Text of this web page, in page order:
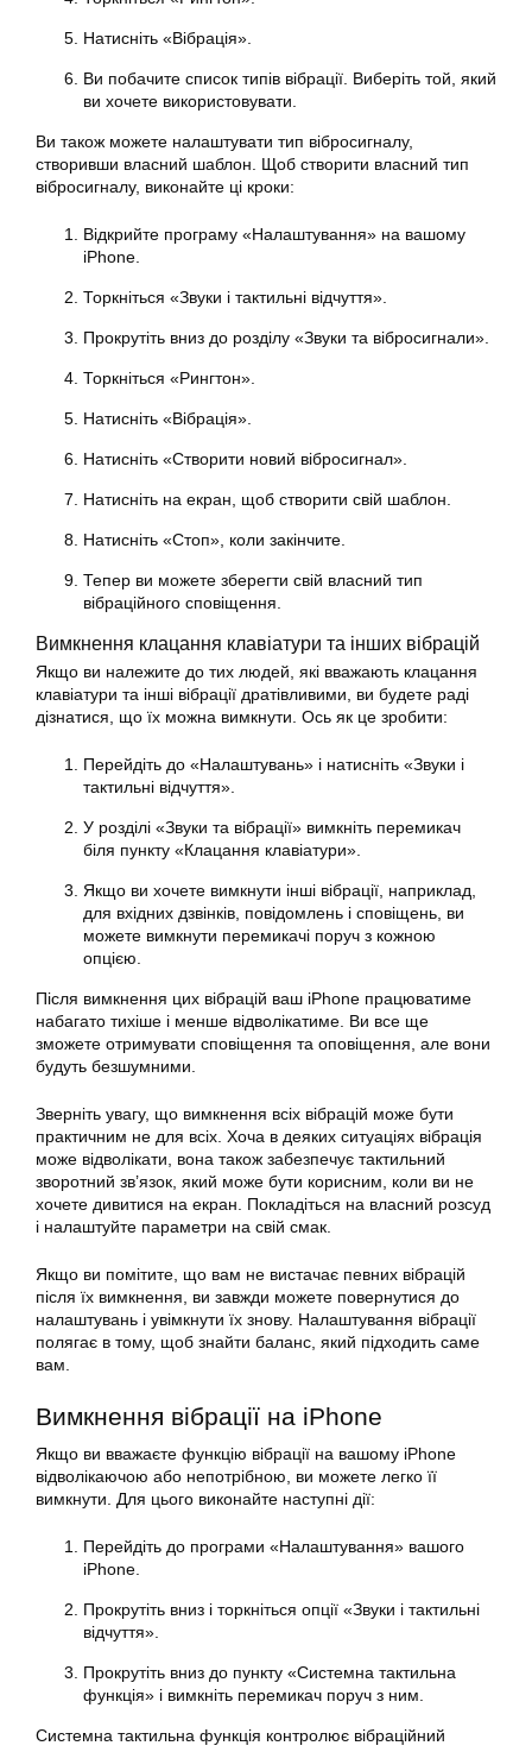
Натисніть «Вібрація».
Ви побачите список типів вібрації. Виберіть той, який
ви хочете використовувати.
Ви також можете налаштувати тип вібросигналу,
створивши власний шаблон. Щоб створити власний тип
вібросигналу, виконайте ці кроки:
Відкрийте програму «Налаштування» на вашому
iPhone.
Торкніться «Звуки і тактильні відчуття».
Прокрутіть вниз до розділу «Звуки та вібросигнали».
Торкніться «Рингтон».
Натисніть «Вібрація».
Натисніть «Створити новий вібросигнал».
Натисніть на екран, щоб створити свій шаблон.
Натисніть «Стоп», коли закінчите.
Тепер ви можете зберегти свій власний тип
вібраційного сповіщення.
Вимкнення клацання клавіатури та інших вібрацій
Якщо ви належите до тих людей, які вважають клацання
клавіатури та інші вібрації дратівливими, ви будете раді
дізнатися, що їх можна вимкнути. Ось як це зробити:
Перейдіть до «Налаштувань» і натисніть «Звуки і
тактильні відчуття».
У розділі «Звуки та вібрації» вимкніть перемикач
біля пункту «Клацання клавіатури».
Якщо ви хочете вимкнути інші вібрації, наприклад,
для вхідних дзвінків, повідомлень і сповіщень, ви
можете вимкнути перемикачі поруч з кожною
опцією.
Після вимкнення цих вібрацій ваш iPhone працюватиме
набагато тихіше і менше відволікатиме. Ви все ще
зможете отримувати сповіщення та оповіщення, але вони
будуть безшумними.
Зверніть увагу, що вимкнення всіх вібрацій може бути
практичним не для всіх. Хоча в деяких ситуаціях вібрація
може відволікати, вона також забезпечує тактильний
зворотний зв’язок, який може бути корисним, коли ви не
хочете дивитися на екран. Покладіться на власний розсуд
і налаштуйте параметри на свій смак.
Якщо ви помітите, що вам не вистачає певних вібрацій
після їх вимкнення, ви завжди можете повернутися до
налаштувань і увімкнути їх знову. Налаштування вібрації
полягає в тому, щоб знайти баланс, який підходить саме
вам.
Вимкнення вібрації на iPhone
Якщо ви вважаєте функцію вібрації на вашому iPhone
відволікаючою або непотрібною, ви можете легко її
вимкнути . Для цього виконайте наступні дії:
Перейдіть до програми «Налаштування» вашого
iPhone.
Прокрутіть вниз і торкніться опції «Звуки і тактильні
відчуття».
Прокрутіть вниз до пункту «Системна тактильна
функція» і вимкніть перемикач поруч з ним.
Системна тактильна функція контролює вібраційний